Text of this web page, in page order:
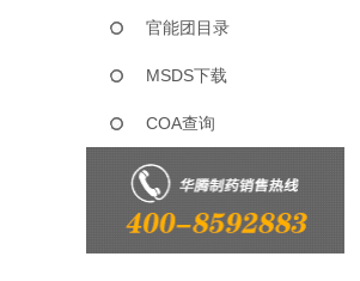
官能团目录
MSDS下载
COA查询